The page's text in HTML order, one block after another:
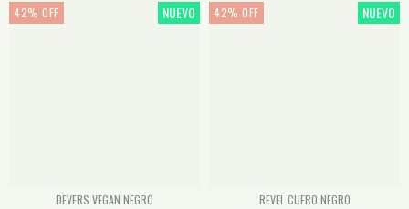
42% OFF NUEVO
DEVERS VEGAN NEGRO
42% OFF NUEVO
REVEL CUERO NEGRO